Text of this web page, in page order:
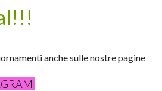
anche sulle nostre pagine